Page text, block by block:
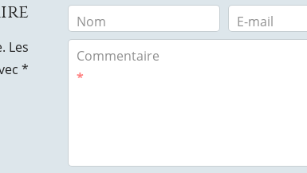
Les
*
Nom
E-mail
Commentaire
*